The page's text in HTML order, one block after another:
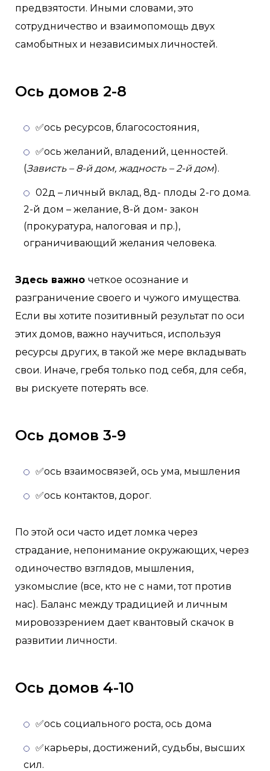
предвзятости. Иными словами, это
сотрудничество и взаимопомощь двух
самобытных и независимых личностей.
Ось домов 2-8
✅ось ресурсов, благосостояния,
✅ось желаний, владений, ценностей.
(Зависть – 8-й дом, жадность – 2-й дом).
02д – личный вклад, 8д- плоды 2-го дома.
2-й дом – желание, 8-й дом- закон
(прокуратура, налоговая и пр.),
ограничивающий желания человека.
Здесь важно четкое осознание и
разграничение своего и чужого имущества.
Если вы хотите позитивный результат по оси
этих домов, важно научиться, используя
ресурсы других, в такой же мере вкладывать
свои. Иначе, гребя только под себя, для себя,
вы рискуете потерять все.
Ось домов 3-9
✅ось взаимосвязей, ось ума, мышления
✅ось контактов, дорог.
По этой оси часто идет ломка через
страдание, непонимание окружающих, через
одиночество взглядов, мышления,
узкомыслие (все, кто не с нами, тот против
нас). Баланс между традицией и личным
мировоззрением дает квантовый скачок в
развитии личности.
Ось домов 4-10
✅ось социального роста, ось дома
✅карьеры, достижений, судьбы, высших
сил.